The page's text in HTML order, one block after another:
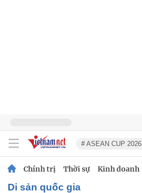
# ASEAN CUP 2026
Chính trị Thời sự Kinh doanh
di sản quốc gia